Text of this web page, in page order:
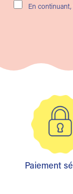
En
Paiement